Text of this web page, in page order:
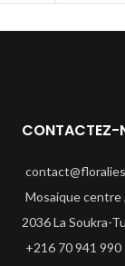
CONTACTEZ-
Mosaique centre
2036 La Soukra-
+216 70 941 990